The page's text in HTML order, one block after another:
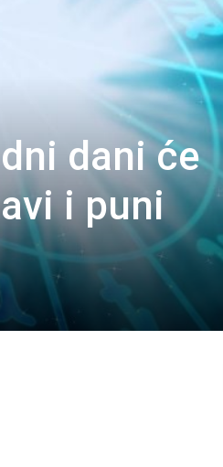
dani će
i puni